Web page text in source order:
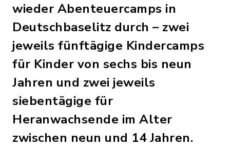
wieder Abenteuercamps in
Deutschbaselitz durch – zwei
jeweils fünftägige Kindercamps
für Kinder von sechs bis neun
Jahren und zwei jeweils
siebentägige für
Heranwachsende im Alter
zwischen neun und 14 Jahren.